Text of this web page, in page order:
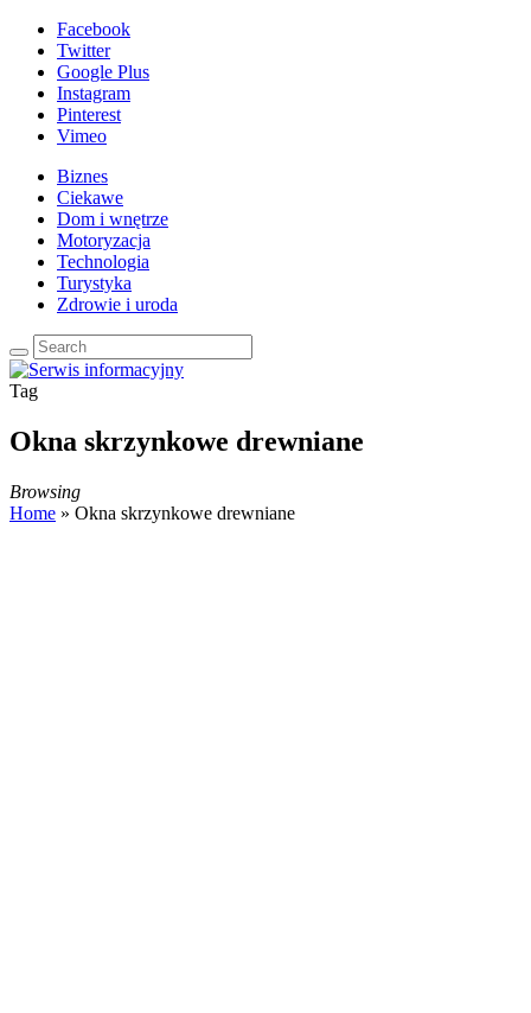
Facebook
Twitter
Google Plus
Instagram
Pinterest
Vimeo
Biznes
Ciekawe
Dom i wnętrze
Motoryzacja
Technologia
Turystyka
Zdrowie i uroda
Tag
Okna skrzynkowe drewniane
Browsing
Home » Okna skrzynkowe drewniane